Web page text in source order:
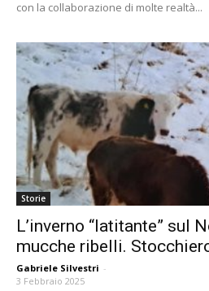
con la collaborazione di molte realtà...
Storie
L’inverno “latitante” sul
mucche ribelli.
Gabriele Silvestri -
3 Febbraio 2025